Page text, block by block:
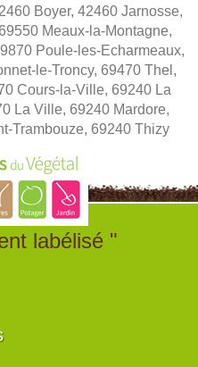
Boyer, 42460 Jarnosse,
Meaux-la-Montagne,
Poule-les-Echarmeaux,
le-Troncy, 69470 Thel,
Cours-la-Ville, 69240 La
La Ville, 69240 Mardore,
Trambouze, 69240 Thizy
labélisé "